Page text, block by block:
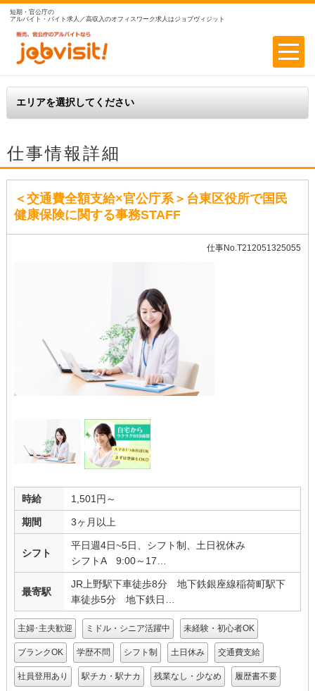
短期・官公庁の
アルバイト・バイト求人／高収入のオフィスワーク求人はジョブヴィジット
仕事情報詳細
＜交通費全額支給×官公庁系＞台東区役所で国民
健康保険に関する事務STAFF
仕事No.T212051325055
時給 1,501円～
期間 3ヶ月以上
シフト
平日週4日~5日、シフト制、土日祝休み
シフトA 9:00～17…
最寄駅
JR上野駅下車徒歩8分 地下鉄銀座線稲荷町駅下
車徒歩5分 地下鉄日…
主婦･主夫歓迎 ミドル・シニア活躍中 未経験・初心者OK
ブランクOK 学歴不問 シフト制 土日休み 交通費支給
社員登用あり 駅チカ・駅ナカ 残業なし・少なめ 履歴書不要